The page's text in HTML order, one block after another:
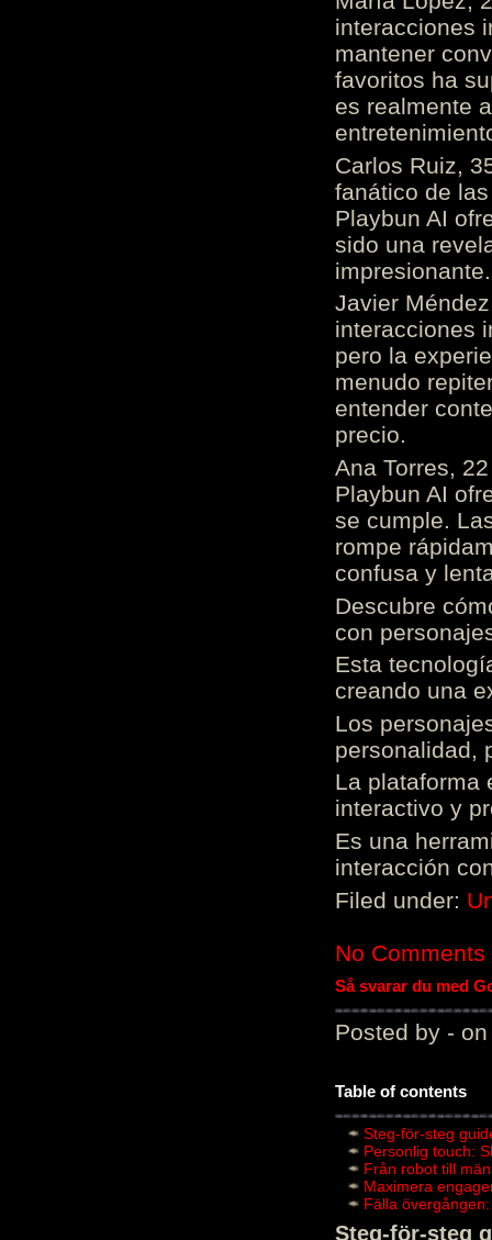
interacciones
mantener
favoritos ha
es realmente
Carlos Ruiz,
fanático de
Playbun AI
sido una
Javier
interacciones
pero la
menudo
entender
precio.
Ana Torres,
Playbun AI
se cumple.
rompe
confusa y
Descubre
con
Esta
creando una
Los
personalidad,
La plataforma
interactivo y
Es una
interacción
Filed under:
No Comments
Så svarar du med
Posted by - on
Table of contents
Steg-för-steg
Personlig touch:
Från robot till
Maximera
Fälla
Steg-för-steg